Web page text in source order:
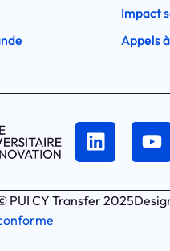
Impact
Appels
PUI CY Transfer 2025